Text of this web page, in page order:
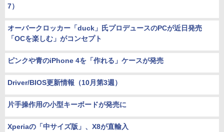
7）
オーバークロッカー「duck」氏プロデュースのPCが近日発売
「OCを楽しむ」がコンセプト
ピンクや青のiPhone 4を「作れる」ケースが発売
Driver/BIOS更新情報（10月第3週）
片手操作用の小型キーボードが発売に
Xperiaの「中サイズ版」、X8が直輸入